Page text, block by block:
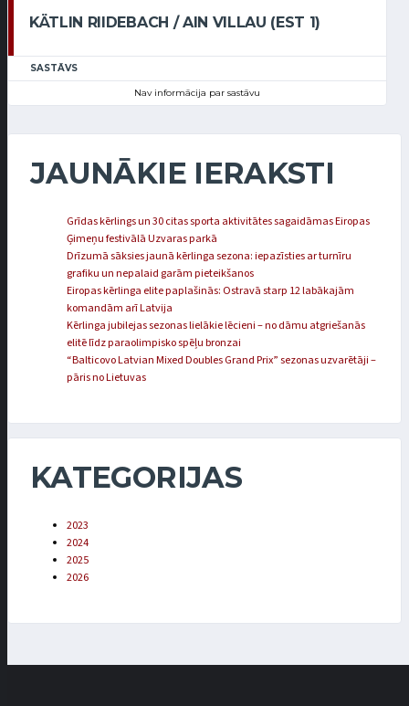
KÄTLIN RIIDEBACH / AIN VILLAU (EST 1)
SASTĀVS
Nav informācija par sastāvu
JAUNĀKIE IERAKSTI
Grīdas kērlings un 30 citas sporta aktivitātes sagaidāmas Eiropas
Ģimeņu festivālā Uzvaras parkā
Drīzumā sāksies jaunā kērlinga sezona: iepazīsties ar turnīru
grafiku un nepalaid garām pieteikšanos
Eiropas kērlinga elite paplašinās: Ostravā starp 12 labākajām
komandām arī Latvija
Kērlinga jubilejas sezonas lielākie lēcieni – no dāmu atgriešanās
elitē līdz paraolimpisko spēļu bronzai
“Balticovo Latvian Mixed Doubles Grand Prix” sezonas uzvarētāji –
pāris no Lietuvas
KATEGORIJAS
2023
2024
2025
2026